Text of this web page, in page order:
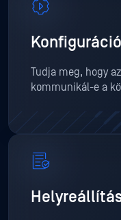
Konfiguráció
Tudja meg, hogy
kommunikál-e a